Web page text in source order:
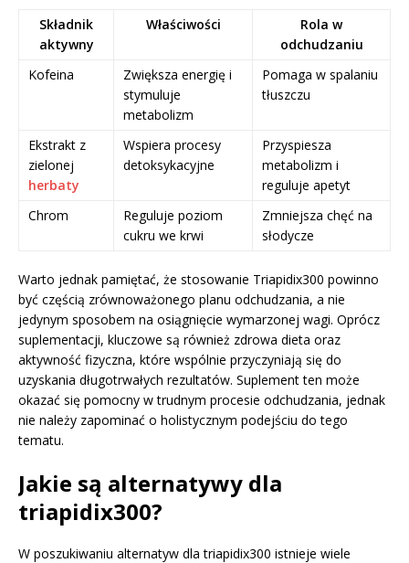
Składnik
aktywny
Właściwości
Rola w
odchudzaniu
Kofeina
Zwiększa energię i
stymuluje
metabolizm
Pomaga w spalaniu
tłuszczu
Ekstrakt z
zielonej
herbaty
Wspiera procesy
detoksykacyjne
Przyspiesza
metabolizm i
reguluje apetyt
Chrom
Reguluje poziom
cukru we krwi
Zmniejsza chęć na
słodycze
Warto jednak pamiętać, że stosowanie Triapidix300 powinno
być częścią zrównoważonego planu odchudzania, a nie
jedynym sposobem na osiągnięcie wymarzonej wagi. Oprócz
suplementacji, kluczowe są również zdrowa dieta oraz
aktywność fizyczna, które wspólnie przyczyniają się do
uzyskania długotrwałych rezultatów. Suplement ten może
okazać się pomocny w trudnym procesie odchudzania, jednak
nie należy zapominać o holistycznym podejściu do tego
tematu.
Jakie są alternatywy dla
triapidix300?
W poszukiwaniu alternatyw dla triapidix300 istnieje wiele